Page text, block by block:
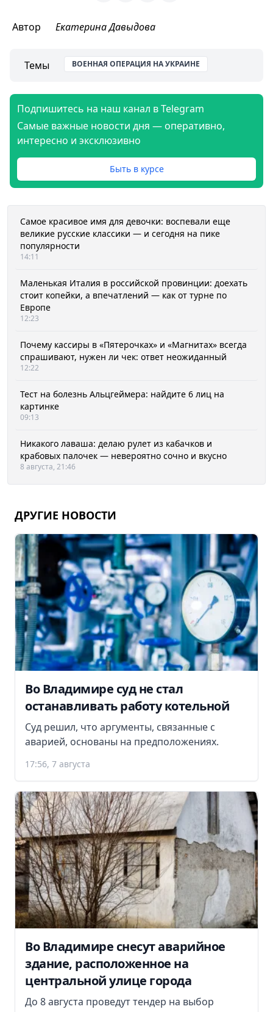
Автор Екатерина Давыдова
Темы ВОЕННАЯ ОПЕРАЦИЯ НА УКРАИНЕ
Подпишитесь на наш канал в Telegram
Самые важные новости дня — оперативно,
интересно и эксклюзивно
Быть в курсе
Самое красивое имя для девочки: воспевали еще
великие русские классики — и сегодня на пике
популярности
14:11
Маленькая Италия в российской провинции: доехать
стоит копейки, а впечатлений — как от турне по
Европе
12:23
Почему кассиры в «Пятерочках» и «Магнитах» всегда
спрашивают, нужен ли чек: ответ неожиданный
12:22
Тест на болезнь Альцгеймера: найдите 6 лиц на
картинке
09:13
Никакого лаваша: делаю рулет из кабачков и
крабовых палочек — невероятно сочно и вкусно
8 августа, 21:46
ДРУГИЕ НОВОСТИ
Во Владимире суд не стал
останавливать работу котельной
Суд решил, что аргументы, связанные с
аварией, основаны на предположениях.
17:56, 7 августа
Во Владимире снесут аварийное
здание, расположенное на
центральной улице города
До 8 августа проведут тендер на выбор